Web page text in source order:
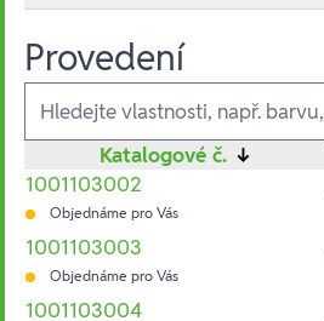
Provedení
Ausführungen
Katalogové č. ↓
1001103002
Objednáme pro Vás
1001103003
Objednáme pro Vás
1001103004